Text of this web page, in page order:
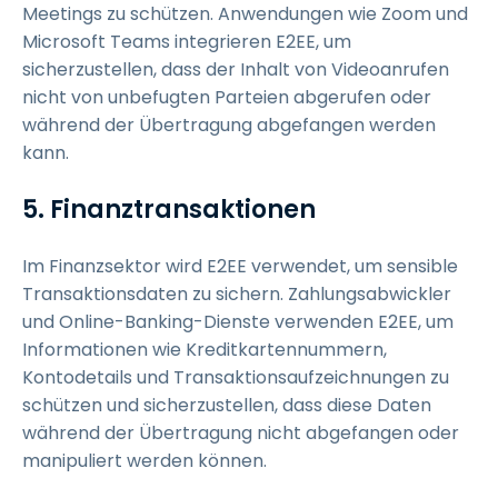
Meetings zu schützen. Anwendungen wie Zoom und
Microsoft Teams integrieren E2EE, um
sicherzustellen, dass der Inhalt von Videoanrufen
nicht von unbefugten Parteien abgerufen oder
während der Übertragung abgefangen werden
kann.
5. Finanztransaktionen
Im Finanzsektor wird E2EE verwendet, um sensible
Transaktionsdaten zu sichern. Zahlungsabwickler
und Online-Banking-Dienste verwenden E2EE, um
Informationen wie Kreditkartennummern,
Kontodetails und Transaktionsaufzeichnungen zu
schützen und sicherzustellen, dass diese Daten
während der Übertragung nicht abgefangen oder
manipuliert werden können.